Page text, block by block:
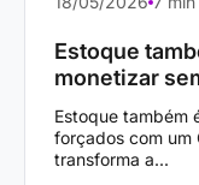
Estoque
monetizar
Estoque também
forçados com um
transforma a...